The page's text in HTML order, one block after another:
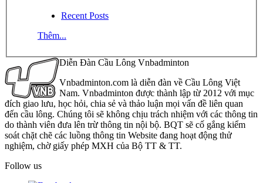
Recent Posts
Thêm...
Diễn Đàn Cầu Lông Vnbadminton
Vnbadminton.com là diễn đàn về Cầu Lông Việt
Nam. Vnbadminton được thành lập từ 2012 với mục
đích giao lưu, học hỏi, chia sẻ và thảo luận mọi vấn đề liên quan
đến cầu lông. Chúng tôi sẽ không chịu trách nhiệm với các thông tin
do thành viên đưa lên trừ thông tin nội bộ. BQT sẽ cố gắng kiểm
soát chặt chẽ các luồng thông tin Website đang hoạt động thử
nghiệm, chờ giấy phép MXH của Bộ TT & TT.
Follow us